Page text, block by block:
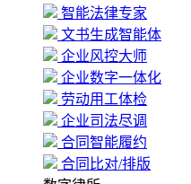
智能法律专家
文书生成智能体
企业风控大师
企业数字一体化
劳动用工体检
企业司法尽调
合同智能履约
合同比对/排版